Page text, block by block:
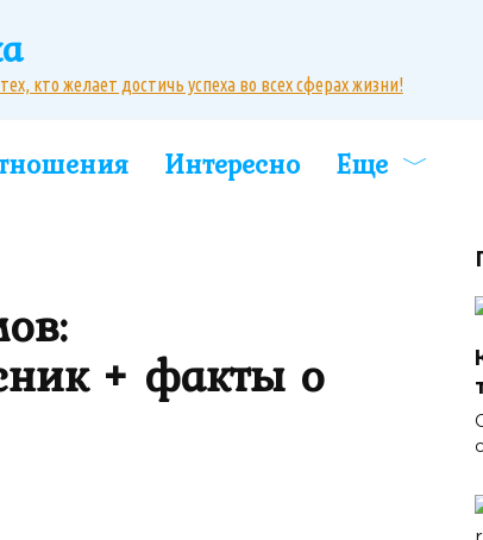
кто желает достичь успеха во всех сферах жизни!
Интересно Еще
+ факты о